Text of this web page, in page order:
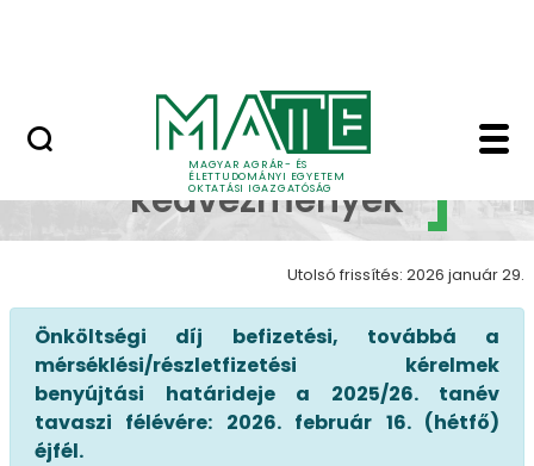
MAGYAR AGRÁR- ÉS
ÉLETTUDOMÁNYI EGYETEM
OKTATÁSI IGAZGATÓSÁG
Önköltségi díj
Önköltségi díj
kedvezmények
Utolsó frissítés: 2026 január 29.
Önköltségi díj befizetési, továbbá a
mérséklési/részletfizetési kérelmek
benyújtási határideje a 2025/26. tanév
tavaszi félévére: 2026. február 16. (hétfő)
éjfél.